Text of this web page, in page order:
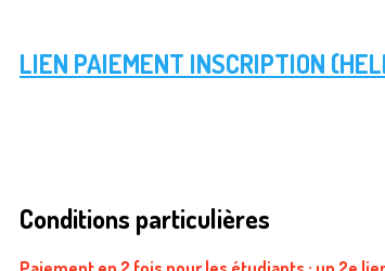
LIEN PAIEMENT INSCRIPTION
Conditions particulières